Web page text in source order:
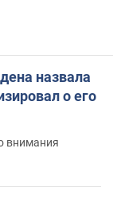
назвала
о его
внимания